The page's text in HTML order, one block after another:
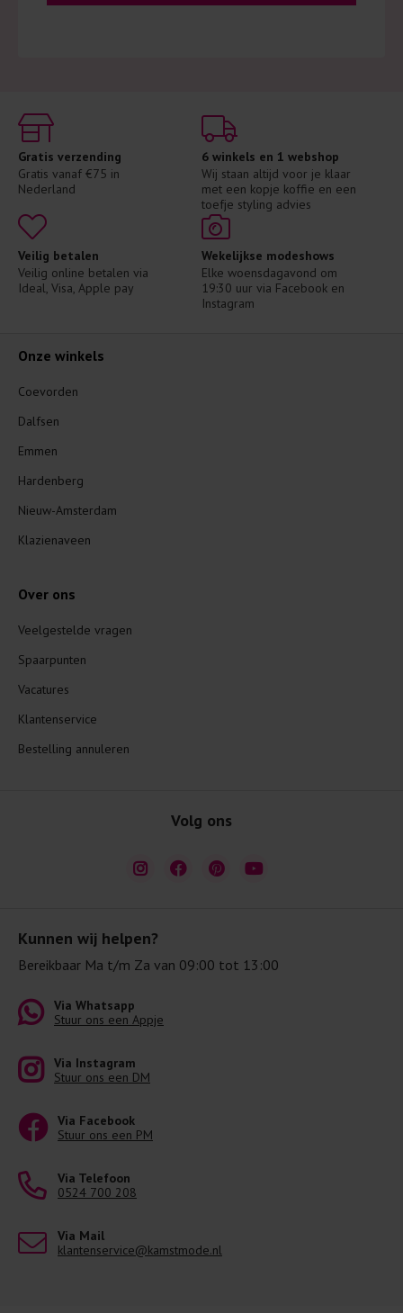
Gratis verzending
Gratis vanaf €75 in
Nederland
6 winkels en 1 webshop
Wij staan altijd voor je klaar
met een kopje koffie en een
toefje styling advies
Veilig betalen
Veilig online betalen via
Ideal, Visa, Apple pay
Wekelijkse modeshows
Elke woensdagavond om
19:30 uur via Facebook en
Instagram
Kunnen wij helpen?
Bereikbaar Ma t/m Za van 09:00 tot 13:00
Via Whatsapp
Stuur ons een Appje
Via Instagram
Stuur ons een DM
Via Facebook
Stuur ons een PM
Via Telefoon
0524 700 208
Via Mail
klantenservice@kamstmode.nl
Onze winkels
Coevorden
Dalfsen
Emmen
Hardenberg
Nieuw-Amsterdam
Klazienaveen
Over ons
Veelgestelde vragen
Spaarpunten
Vacatures
Klantenservice
Bestelling annuleren
Volg ons